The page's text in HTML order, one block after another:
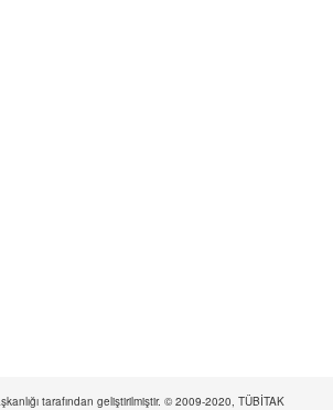
tarafından geliştirilmiştir. © 2009-2020, TÜBİTAK